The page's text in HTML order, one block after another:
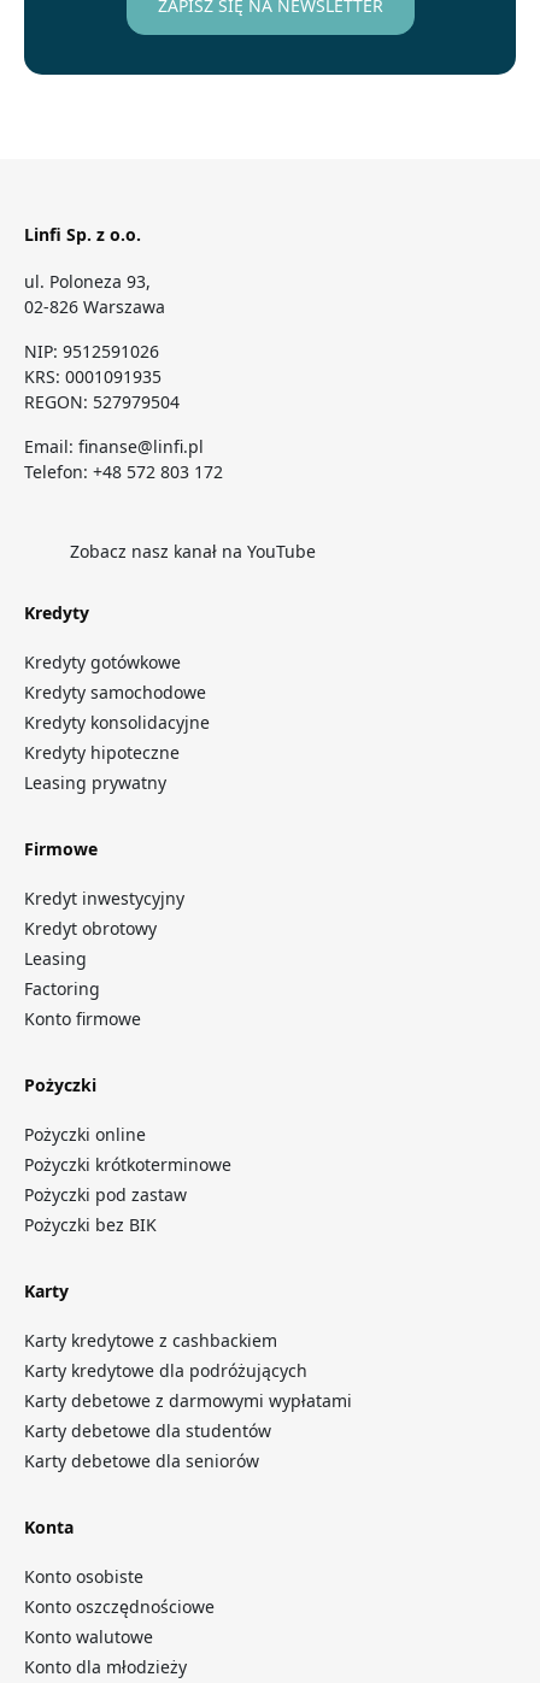
Linfi Sp. z o.o.
ul. Poloneza 93,
02-826 Warszawa
NIP: 9512591026
KRS: 0001091935
REGON: 527979504
Email: finanse@linfi.pl
Telefon: +48 572 803 172
Zobacz nasz kanał na YouTube
Kredyty
Kredyty gotówkowe
Kredyty samochodowe
Kredyty konsolidacyjne
Kredyty hipoteczne
Leasing prywatny
Firmowe
Kredyt inwestycyjny
Kredyt obrotowy
Leasing
Factoring
Konto firmowe
Pożyczki
Pożyczki online
Pożyczki krótkoterminowe
Pożyczki pod zastaw
Pożyczki bez BIK
Karty
Karty kredytowe z cashbackiem
Karty kredytowe dla podróżujących
Karty debetowe z darmowymi wypłatami
Karty debetowe dla studentów
Karty debetowe dla seniorów
Konta
Konto osobiste
Konto oszczędnościowe
Konto walutowe
Konto dla młodzieży